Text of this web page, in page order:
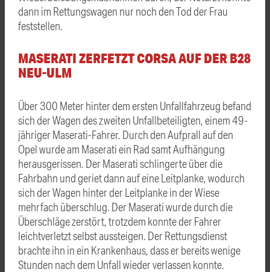
dann im Rettungswagen nur noch den Tod der Frau
feststellen.
MASERATI ZERFETZT CORSA AUF DER B28
NEU-ULM
Über 300 Meter hinter dem ersten Unfallfahrzeug befand
sich der Wagen des zweiten Unfallbeteiligten, einem 49-
jähriger Maserati-Fahrer. Durch den Aufprall auf den
Opel wurde am Maserati ein Rad samt Aufhängung
herausgerissen. Der Maserati schlingerte über die
Fahrbahn und geriet dann auf eine Leitplanke, wodurch
sich der Wagen hinter der Leitplanke in der Wiese
mehrfach überschlug. Der Maserati wurde durch die
Überschläge zerstört, trotzdem konnte der Fahrer
leichtverletzt selbst aussteigen. Der Rettungsdienst
brachte ihn in ein Krankenhaus, dass er bereits wenige
Stunden nach dem Unfall wieder verlassen konnte.